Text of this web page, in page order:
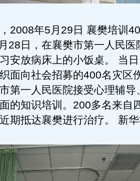
2008年5月29日 襄樊培训
28日，在襄樊市第一人民医
安放病床上的小饭桌。 当
面向社会招募的400名灾区
第一人民医院接受心理辅导
的知识培训。200多名来自
期抵达襄樊进行治疗。 新